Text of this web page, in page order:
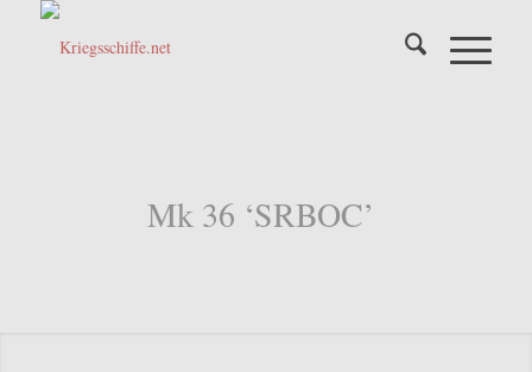
Mk 36 ‘SRBOC’